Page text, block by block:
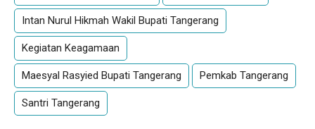
Intan Nurul Hikmah Wakil Bupati Tangerang
Kegiatan Keagamaan
Maesyal Rasyied Bupati Tangerang Pemkab Tangerang
Santri Tangerang